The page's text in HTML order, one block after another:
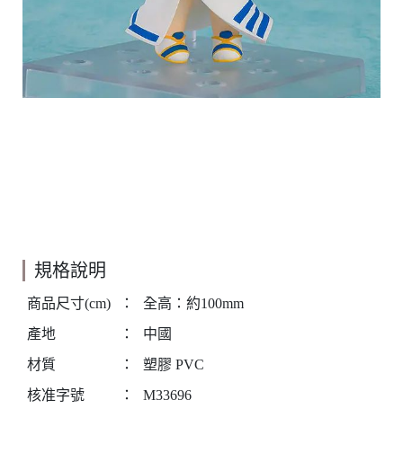
規格說明
商品尺寸(cm) ：
全高：約100mm
產地
：
中國
材質
：
塑膠 PVC
核准字號
： M33696